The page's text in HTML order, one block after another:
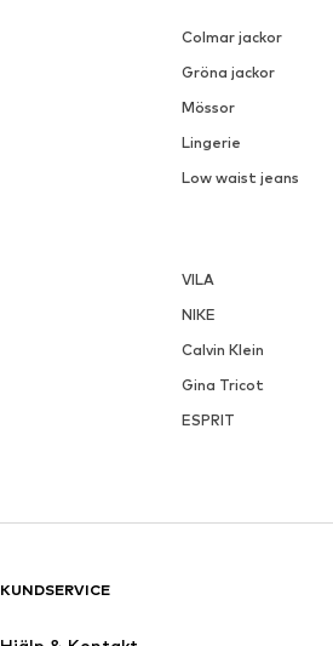
Colmar jackor
Gröna jackor
Mössor
Lingerie
Low waist jeans
VILA
NIKE
Calvin Klein
Gina Tricot
ESPRIT
KUNDSERVICE